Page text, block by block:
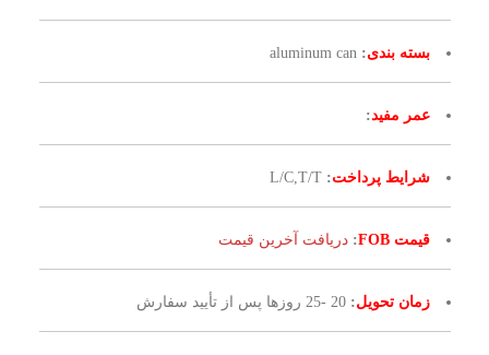
بسته بندی:
aluminum can
عمر مفید:
شرایط پرداخت:
L/C,T/T
قیمت FOB : دریافت آخرین قیمت
زمان تحویل: 20 -25 روزها پس از تأیید سفارش